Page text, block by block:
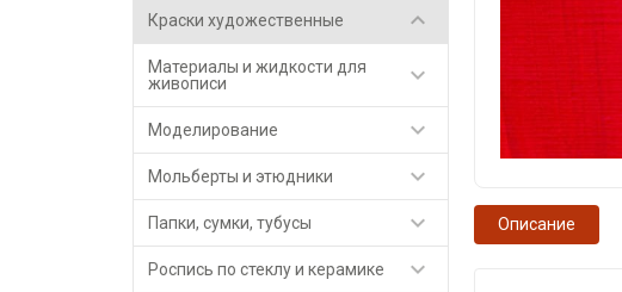
Краски художественные 
Материалы и жидкости для
живописи

Моделирование 
Мольберты и этюдники 
Папки, сумки, тубусы 
Роспись по стеклу и керамике 
Описание